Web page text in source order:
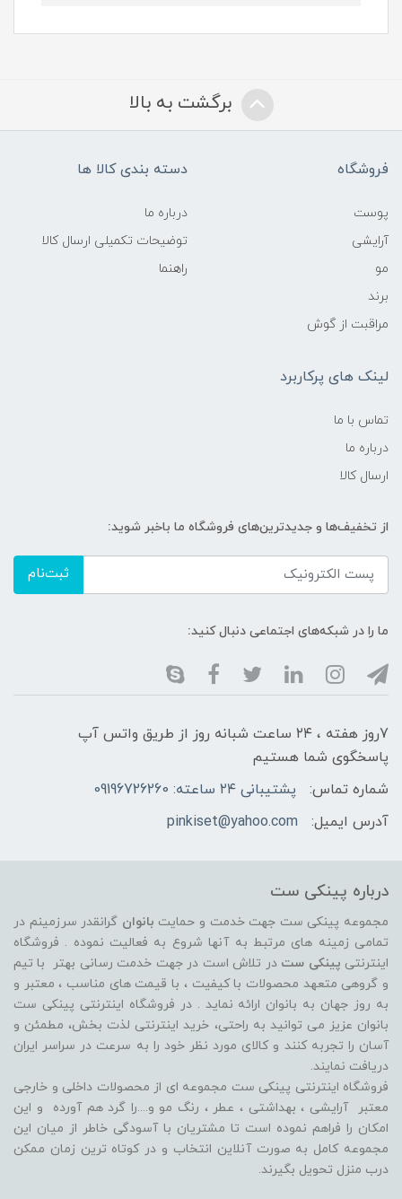
برگشت به بالا
فروشگاه
پوست
آرایشی
مو
برند
مراقبت از گوش
دسته بندی کالا ها
درباره ما
توضیحات تکمیلی ارسال کالا
راهنما
لینک های پرکاربرد
تماس با ما
درباره ما
ارسال کالا
از تخفیف‌ها و جدیدترین‌های فروشگاه ما باخبر شوید:
ثبت‌نام
ما را در شبکه‌های اجتماعی دنبال کنید:
7روز هفته ، ۲۴ ساعت شبانه‌ روز از طریق واتس آپ
پاسخگوی شما هستیم
شماره تماس:
پشتیبانی ۲۴ ساعته: 09196726260
آدرس ایمیل:
pinkiset@yahoo.com
درباره پینکی ست
مجموعه پینکی ست جهت خدمت و حمایت بانوان گرانقدر سرزمینم در
تمامی زمینه های مرتبط به آنها شروع به فعالیت نموده . فروشگاه
اینترنتی پینکی ست در تلاش است در جهت خدمت رسانی بهتر با تیم
و گروهی متعهد محصولات با کیفیت ، با قیمت های مناسب ، معتبر و
به روز جهان به بانوان ارائه نماید . در فروشگاه اینترنتی پینکی ست
بانوان عزیز می توانيد به راحتی، خرید اینترنتی لذت بخش، مطمئن و
آسان را تجربه کنند و کالای مورد نظر خود را به سرعت در سراسر ایران
دریافت نمایند.
فروشگاه اینترنتی پینکی ست مجموعه ای از محصولات داخلی و خارجی
معتبر آرایشی ، بهداشتی ، عطر ، رنگ مو و....را گرد هم آورده و اين
امکان را فراهم نموده است تا مشتريان با آسودگی خاطر از ميان اين
مجموعه کامل به صورت آنلاين انتخاب و در کوتاه ترين زمان ممکن
درب منزل تحویل بگیرند.